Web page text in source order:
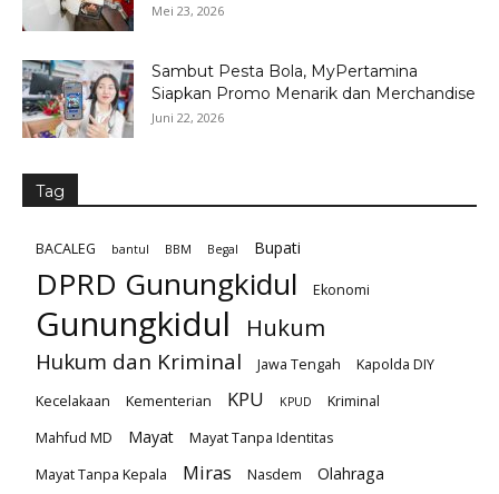
Mei 23, 2026
Sambut Pesta Bola, MyPertamina
Siapkan Promo Menarik dan Merchandise
Juni 22, 2026
Tag
BACALEG bantul BBM Begal Bupati
DPRD Gunungkidul Ekonomi
Gunungkidul Hukum
Hukum dan Kriminal Jawa Tengah
Kapolda DIY
Kecelakaan
Kementerian KPU KPUD
Kriminal
Mahfud MD
Mayat
Mayat Tanpa Identitas
Mayat Tanpa Kepala
Miras Nasdem Olahraga